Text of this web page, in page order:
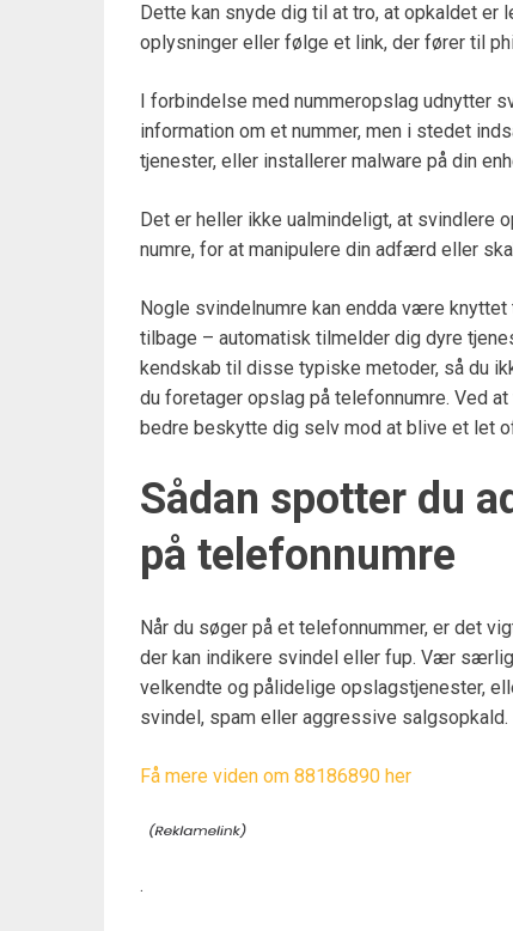
Dette kan snyde dig til at tro, at opkaldet
oplysninger eller følge et link, der fører til
I forbindelse med nummeropslag udnytter
information om et nummer, men i stedet
tjenester, eller installerer malware på din
Det er heller ikke ualmindeligt, at svindlere
numre, for at manipulere din adfærd eller
Nogle svindelnumre kan endda være
tilbage – automatisk tilmelder dig dyre
kendskab til disse typiske metoder, så du
du foretager opslag på telefonnumre. Ved
bedre beskytte dig selv mod at blive et let
Sådan spotter du
på telefonnumre
Når du søger på et telefonnummer, er det
der kan indikere svindel eller fup. Vær
velkendte og pålidelige opslagstjenester,
svindel, spam eller aggressive salgsopkald.
Få mere viden om 88186890 her
.